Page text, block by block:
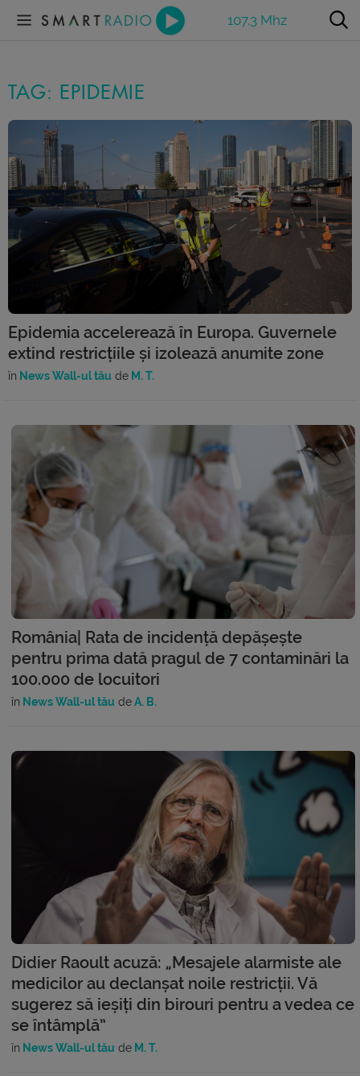
107.3 Mhz
TAG: EPIDEMIE
Epidemia accelerează în Europa. Guvernele
extind restricțiile și izolează anumite zone
în News Wall-ul tău de M. T.
România| Rata de incidență depășește
pentru prima dată pragul de 7 contaminări la
100.000 de locuitori
în News Wall-ul tău deA. B.
Didier Raoult acuză: „Mesajele alarmiste ale
medicilor au declanșat noile restricții. Vă
sugerez să ieșiți din birouri pentru a vedea ce
se întâmplă”
în News Wall-ul tău de M. T.